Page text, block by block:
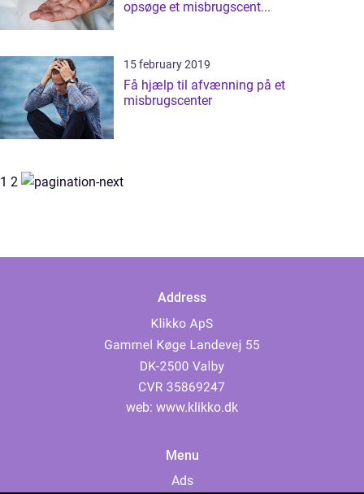
opsøge et misbrugscent...
15 february 2019
Få hjælp til afvænning på et
misbrugscenter
1 2
Address
web: www.klikko.dk
Menu
Ads